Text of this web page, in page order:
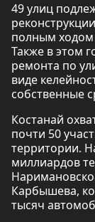
49 улиц
полным ходом
Также в этом
ремонта по
виде
собственные
Костанай
почти 50
территории.
миллиардов
Карбышева,
тысяч